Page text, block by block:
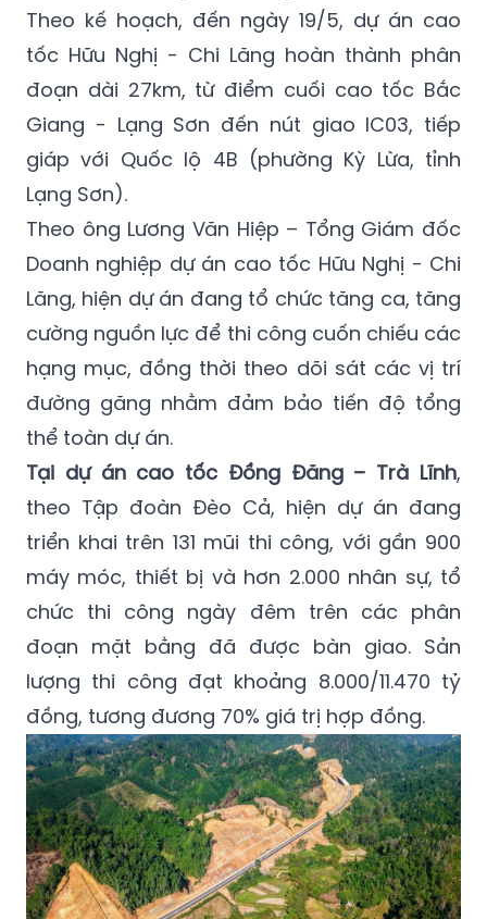
Theo kế hoạch, đến ngày 19/5, dự án cao
tốc Hữu Nghị - Chi Lăng hoàn thành phân
đoạn dài 27km, từ điểm cuối cao tốc Bắc
Giang - Lạng Sơn đến nút giao IC03, tiếp
giáp với Quốc lộ 4B (phường Kỳ Lừa, tỉnh
Lạng Sơn).
Theo ông Lương Văn Hiệp – Tổng Giám đốc
Doanh nghiệp dự án cao tốc Hữu Nghị - Chi
Lăng, hiện dự án đang tổ chức tăng ca, tăng
cường nguồn lực để thi công cuốn chiếu các
hạng mục, đồng thời theo dõi sát các vị trí
đường găng nhằm đảm bảo tiến độ tổng
thể toàn dự án.
Tại dự án cao tốc Đồng Đăng – Trà Lĩnh,
theo Tập đoàn Đèo Cả, hiện dự án đang
triển khai trên 131 mũi thi công, với gần 900
máy móc, thiết bị và hơn 2.000 nhân sự, tổ
chức thi công ngày đêm trên các phân
đoạn mặt bằng đã được bàn giao. Sản
lượng thi công đạt khoảng 8.000/11.470 tỷ
đồng, tương đương 70% giá trị hợp đồng.